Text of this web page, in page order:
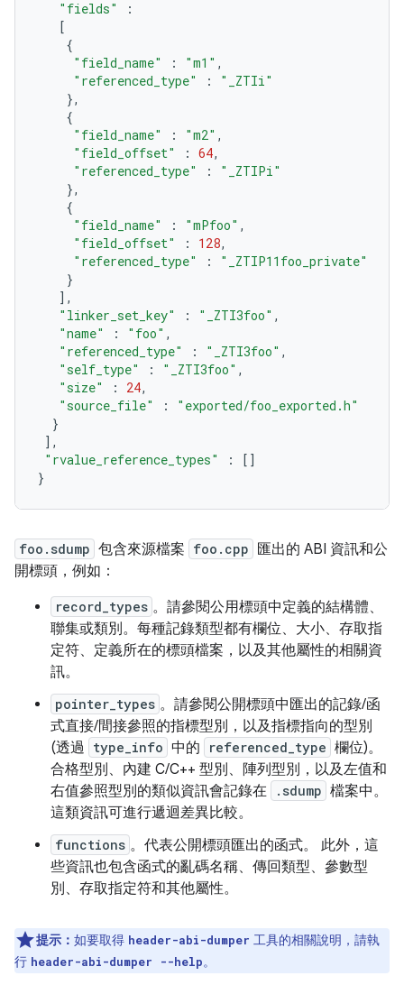
"fields"
:
[
{
"field_name"
: "m1" ,
"referenced_type"
:
"_ZTIi"
},
{
"field_name"
: "m2" ,
"field_offset"
: 64,
"referenced_type"
:
"_ZTIPi"
},
{
"field_name"
: "mPfoo" ,
"field_offset"
: 128,
"referenced_type"
:
"_ZTIP11foo_private"
}
],
"linker_set_key"
: "_ZTI3foo" ,
"name"
: "foo" ,
"referenced_type"
: "_ZTI3foo" ,
"self_type"
: "_ZTI3foo" ,
"size"
: 24,
"source_file"
:
"exported/foo_exported.h"
}
],
"rvalue_reference_types"
:
[]
}
foo.sdump 包含來源檔案 foo.cpp 匯出的 ABI 資訊和公
開標頭，例如：
record_types 。請參閱公用標頭中定義的結構體、
聯集或類別。每種記錄類型都有欄位、大小、存取指
定符、定義所在的標頭檔案，以及其他屬性的相關資
訊。
pointer_types 。請參閱公開標頭中匯出的記錄/函
式直接/間接參照的指標型別，以及指標指向的型別
(透過 type_info 中的 referenced_type 欄位)。
合格型別、內建 C/C++ 型別、陣列型別，以及左值和
右值參照型別的類似資訊會記錄在
.sdump 檔案中。
這類資訊可進行遞迴差異比較。
functions 。代表公開標頭匯出的函式。 此外，這
些資訊也包含函式的亂碼名稱、傳回類型、參數型
別、存取指定符和其他屬性。
提示： 如要取得 header-abi-dumper 工具的相關說明，請執
行 header-abi-dumper --help。